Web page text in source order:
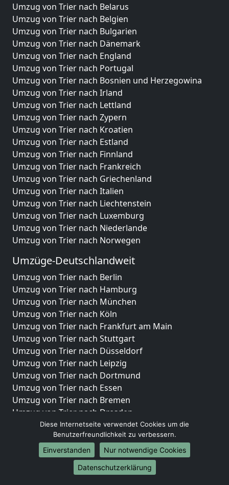
Umzug von Trier nach Belarus
Umzug von Trier nach Belgien
Umzug von Trier nach Bulgarien
Umzug von Trier nach Dänemark
Umzug von Trier nach England
Umzug von Trier nach Portugal
Umzug von Trier nach Bosnien und Herzegowina
Umzug von Trier nach Irland
Umzug von Trier nach Lettland
Umzug von Trier nach Zypern
Umzug von Trier nach Kroatien
Umzug von Trier nach Estland
Umzug von Trier nach Finnland
Umzug von Trier nach Frankreich
Umzug von Trier nach Griechenland
Umzug von Trier nach Italien
Umzug von Trier nach Liechtenstein
Umzug von Trier nach Luxemburg
Umzug von Trier nach Niederlande
Umzug von Trier nach Norwegen
Umzüge-Deutschlandweit
Umzug von Trier nach Berlin
Umzug von Trier nach Hamburg
Umzug von Trier nach München
Umzug von Trier nach Köln
Umzug von Trier nach Frankfurt am Main
Umzug von Trier nach Stuttgart
Umzug von Trier nach Düsseldorf
Umzug von Trier nach Leipzig
Umzug von Trier nach Dortmund
Umzug von Trier nach Essen
Umzug von Trier nach Bremen
Umzug von Trier nach Dresden
Umzug von Trier nach Hannover
Umzug von Trier nach Nürnberg
Umzug von Trier nach Duisburg
Umzug von Trier nach Bochum
Umzug von Trier nach Wuppertal
Diese Internetseite verwendet Cookies um die
Benutzerfreundlichkeit zu verbessern.
Einverstanden
Nur notwendige Cookies
Datenschutzerklärung